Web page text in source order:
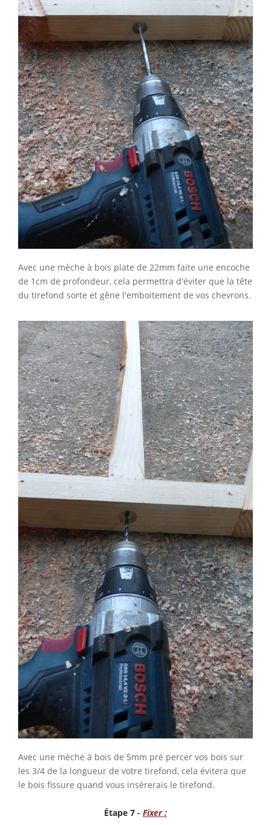
Avec une mèche à bois plate de 22mm faite une encoche
de 1cm de profondeur, cela permettra d'éviter que la tête
du tirefond sorte et gêne l'emboitement de vos chevrons.
Avec une mèche à bois de 5mm pré percer vos bois sur
les 3/4 de la longueur de votre tirefond, cela évitera que
le bois fissure quand vous insérerais le tirefond.
Étape 7 - Fixer :